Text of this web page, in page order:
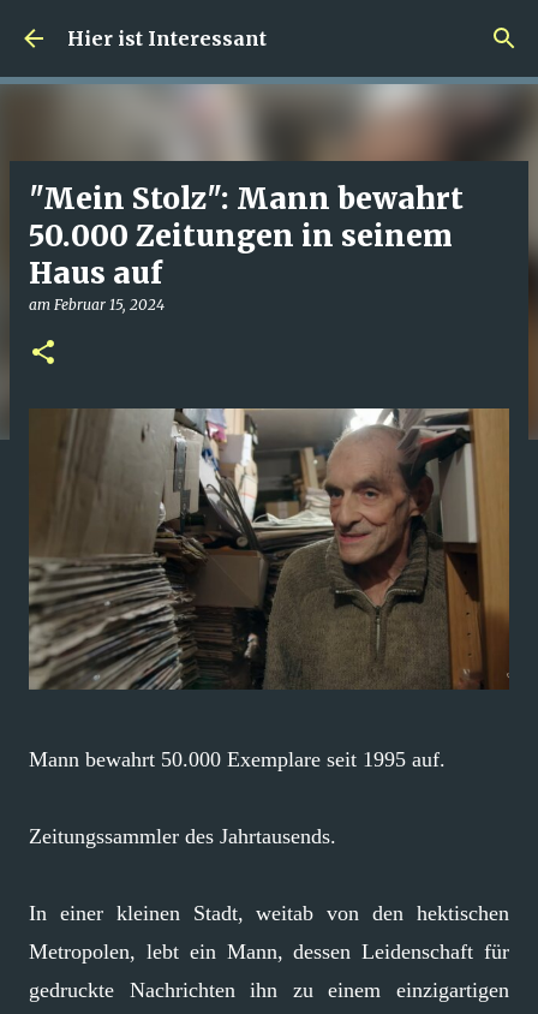
Direkt zum Hauptbereich
Hier ist Interessant
"Mein Stolz": Mann bewahrt
50.000 Zeitungen in seinem
Haus auf
am Februar 15, 2024
Mann bewahrt 50.000 Exemplare seit 1995 auf.
Zeitungssammler des Jahrtausends.
In einer kleinen Stadt, weitab von den hektischen
Metropolen, lebt ein Mann, dessen Leidenschaft für
gedruckte Nachrichten ihn zu einem einzigartigen